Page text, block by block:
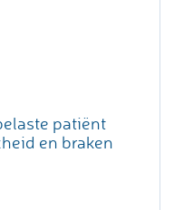
patiënt
en braken